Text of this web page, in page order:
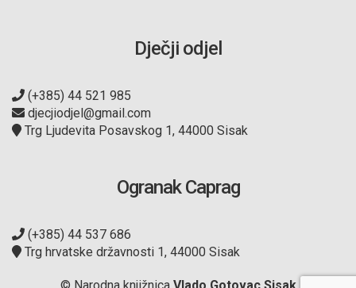
Dječji odjel
(+385) 44 521 985
djecjiodjel@gmail.com
Trg Ljudevita Posavskog 1, 44000 Sisak
Ogranak Caprag
(+385) 44 537 686
Trg hrvatske državnosti 1, 44000 Sisak